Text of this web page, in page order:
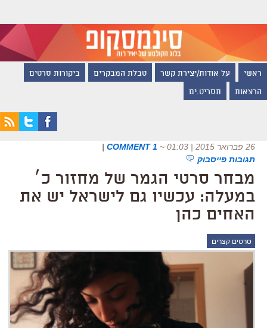
ראשי על אודות/יצירת קשר טבלת המבקרים ביקורות סרטים
הרצאות תסריט.ים
26 פברואר 2015 | 01:03 ~
1 COMMENT
|
תגובות פייסבוק
מבחר סרטי הגמר של מחזור כ׳
במעלה: עכשיו גם לישראל יש את
האחים כהן
סרטים קצרים